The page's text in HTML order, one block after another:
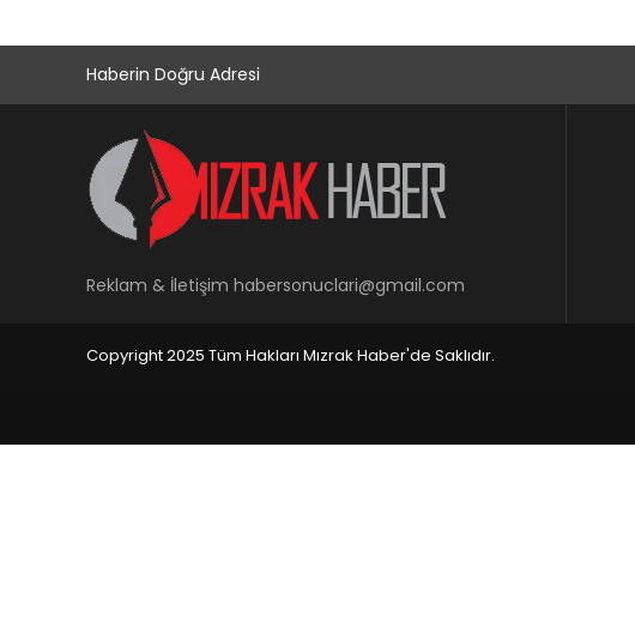
Haberin Doğru Adresi
Reklam & İletişim habersonuclari@gmail.com
Copyright 2025 Tüm Hakları Mızrak Haber'de Saklıdır.